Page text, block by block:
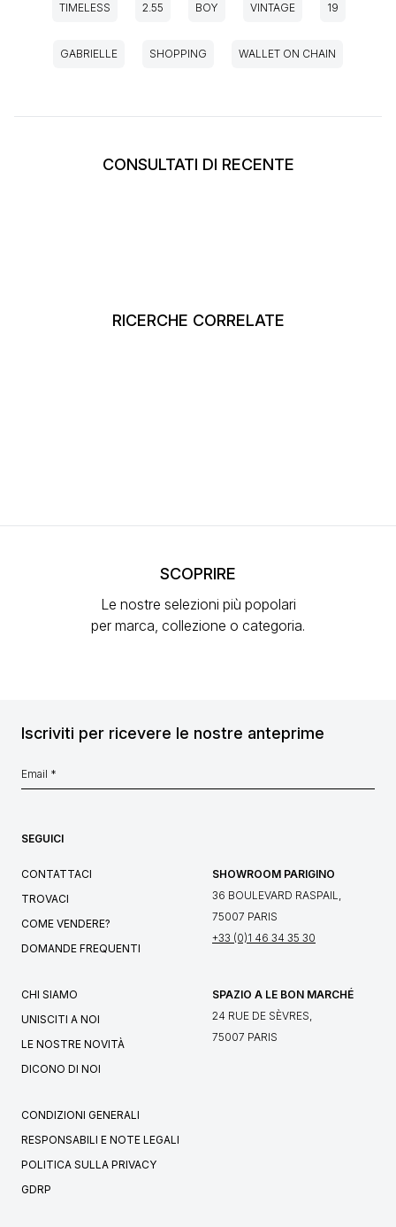
TIMELESS 2.55 BOY VINTAGE 19
GABRIELLE SHOPPING WALLET ON CHAIN
CONSULTATI DI RECENTE
RICERCHE CORRELATE
SCOPRIRE
Le nostre selezioni più popolari
per marca, collezione o categoria.
Iscriviti per ricevere le nostre anteprime
SEGUICI
CONTATTACI
TROVACI
COME VENDERE?
DOMANDE FREQUENTI
SHOWROOM PARIGINO
36 BOULEVARD RASPAIL,
75007 PARIS
+33 (0)1 46 34 35 30
CHI SIAMO
UNISCITI A NOI
LE NOSTRE NOVITÀ
DICONO DI NOI
SPAZIO A LE BON MARCHÉ
24 RUE DE SÈVRES,
75007 PARIS
CONDIZIONI GENERALI
RESPONSABILI E NOTE LEGALI
POLITICA SULLA PRIVACY
GDRP